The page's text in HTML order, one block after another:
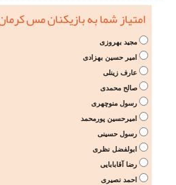
امتیاز شما به بازیکنان مس
مجید بهروزی
امیر حسین بهزادی
عارف زینلی
صالح محمدی
رسول منوچهری
امیرحسین پورمحمد
رسول حسینی
ابولفضل نظری
رضا آقابابایی
احمد نصیری